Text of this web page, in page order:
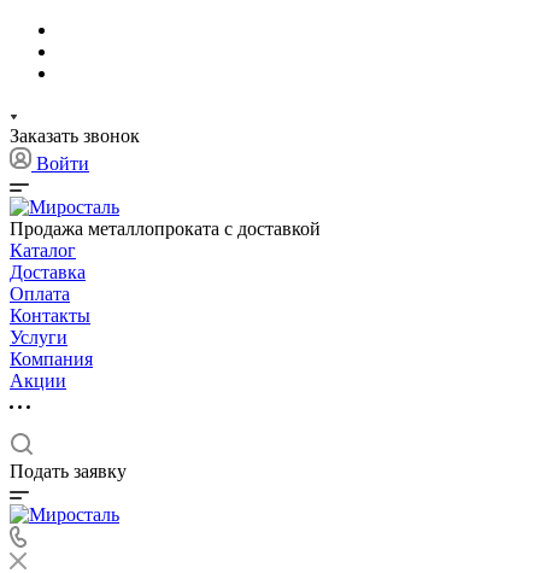
Заказать звонок
Войти
Продажа металлопроката с доставкой
Каталог
Доставка
Оплата
Контакты
Услуги
Компания
Акции
Подать заявку